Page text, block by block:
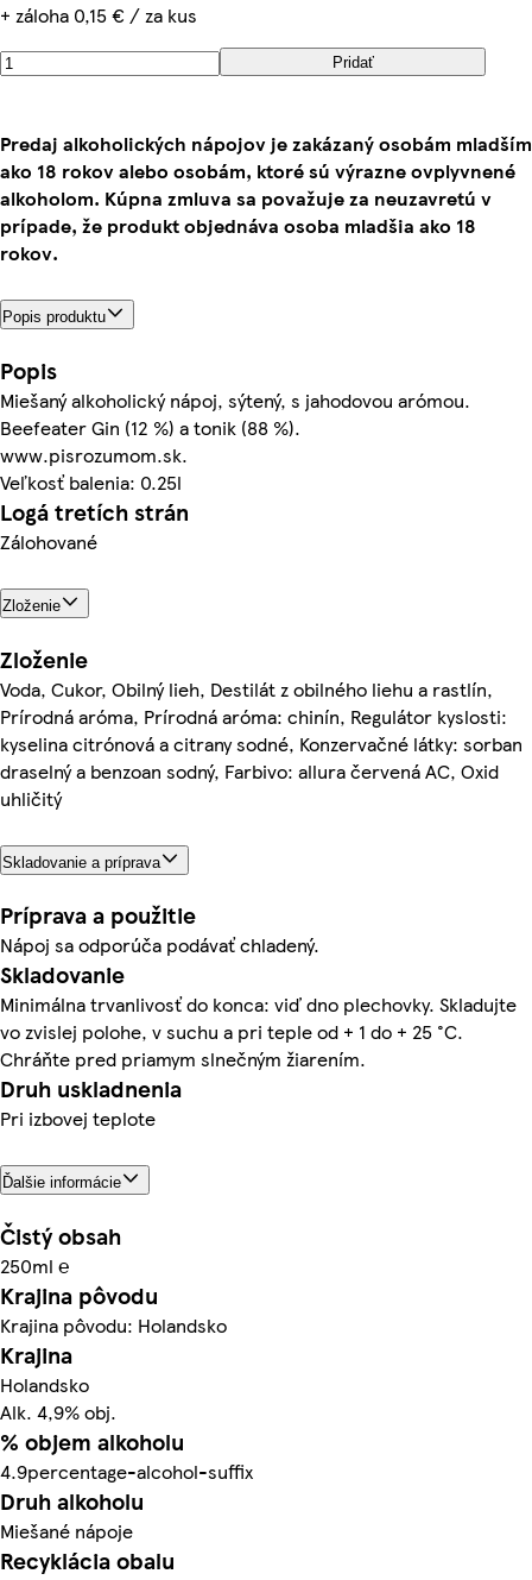
+ záloha 0,15 € / za kus
Pridať
Predaj alkoholických nápojov je zakázaný osobám mladším
ako 18 rokov alebo osobám, ktoré sú výrazne ovplyvnené
alkoholom. Kúpna zmluva sa považuje za neuzavretú v
prípade, že produkt objednáva osoba mladšia ako 18
rokov.
Popis produktu
Popis
Miešaný alkoholický nápoj, sýtený, s jahodovou arómou.
Beefeater Gin (12 %) a tonik (88 %).
www.pisrozumom.sk.
Veľkosť balenia: 0.25l
Logá tretích strán
Zálohované
Zloženie
Zloženie
Voda, Cukor, Obilný lieh, Destilát z obilného liehu a rastlín,
Prírodná aróma, Prírodná aróma: chinín, Regulátor kyslosti:
kyselina citrónová a citrany sodné, Konzervačné látky: sorban
draselný a benzoan sodný, Farbivo: allura červená AC, Oxid
uhličitý
Skladovanie a príprava
Príprava a použitie
Nápoj sa odporúča podávať chladený.
Skladovanie
Minimálna trvanlivosť do konca: viď dno plechovky. Skladujte
vo zvislej polohe, v suchu a pri teple od + 1 do + 25 °C.
Chráňte pred priamym slnečným žiarením.
Druh uskladnenia
Pri izbovej teplote
Ďalšie informácie
Čistý obsah
250ml ℮
Krajina pôvodu
Krajina pôvodu: Holandsko
Krajina
Holandsko
Alk. 4,9% obj.
% objem alkoholu
4.9percentage-alcohol-suffix
Druh alkoholu
Miešané nápoje
Recyklácia obalu